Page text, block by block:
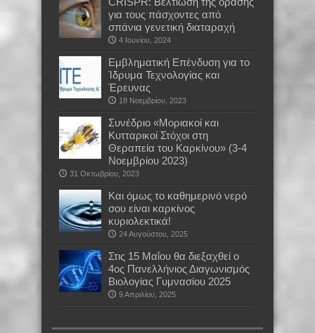
για τους πάσχοντες από
σπάνια γενετική διαταραχή
4 Ιουνίου, 2024
Εμβληματική Επένδυση για το
Ίδρυμα Τεχνολογίας και
Έρευνας
18 Νοεμβρίου, 2023
Συνέδριο «Μοριακοί και
Κυτταρικοί Στόχοι στη
Θεραπεία του Καρκίνου» (3-4
Νοεμβρίου 2023)
31 Οκτωβρίου, 2023
Και όμως το καθημερινό νερό
σου είναι καρκίνος
κυριολεκτικά!
24 Αυγούστου, 2025
Στις 15 Μαΐου θα διεξαχθεί ο
4ος Πανελλήνιος Διαγωνισμός
Βιολογίας Γυμνασίου 2025
9 Απριλίου, 2025